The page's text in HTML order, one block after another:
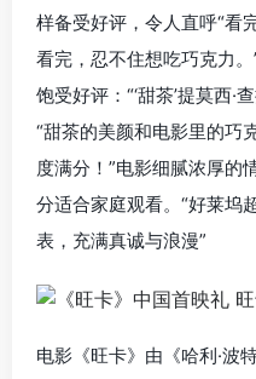
样备受好评，令人直呼“看
看完，忍不住想吃巧克力。
饱受好评：“‘甜茶’提莫西·
“甜茶的美颜和电影里的巧
度满分！”电影细腻浓厚的
分适合家庭观看。“好莱坞
表，充满真诚与浪漫”
电影《旺卡》由《哈利·波